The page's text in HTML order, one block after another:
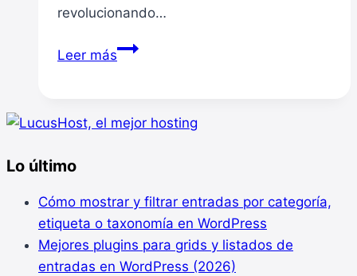
revolucionando…
Leer másHivePress:
WordPress
Directorio
Dinámico
y
Versátil
Lo último
Cómo mostrar y filtrar entradas por categoría,
etiqueta o taxonomía en WordPress
Mejores plugins para grids y listados de
entradas en WordPress (2026)